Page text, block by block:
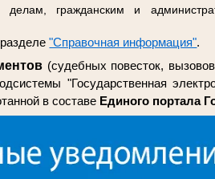
делам, гражданским и
разделе"Справочная информация".
(судебных повесток,
"Государственная
в составе Единого портала